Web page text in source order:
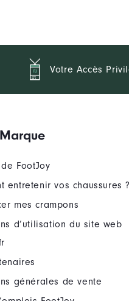
Votre Accès
FootJoy
entretenir vos chaussures ?
mes crampons
d’utilisation du site web
générales de vente